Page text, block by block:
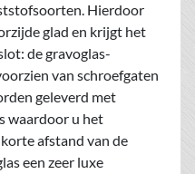
Hierdoor
glad en krijgt het
de gravoglas-
van schroefgaten
geleverd met
waardoor u het
afstand van de
een zeer luxe